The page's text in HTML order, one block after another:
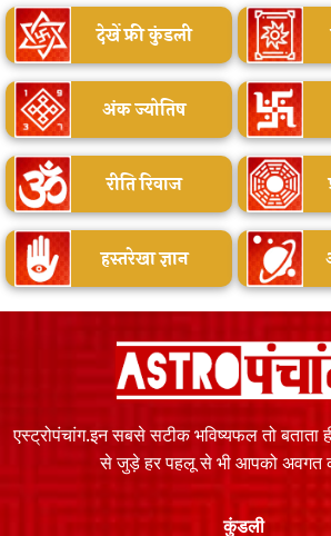
देखें फ्री कुंडली
अंक ज्योतिष
रीति रिवाज
हस्तरेखा ज्ञान
एस्ट्रोपंचांग.इन सबसे सटीक भविष्यफल तो बताता
से जुड़े हर पहलू से भी आपको अवगत
कुंडली